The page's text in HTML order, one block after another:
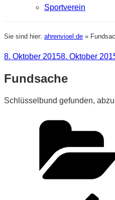
Sportverein
Sie sind hier: ahrenvioel.de »
Veröffentlicht
8. Oktober 20158. Oktober
Fundsache
Schlüsselbund gefunden,